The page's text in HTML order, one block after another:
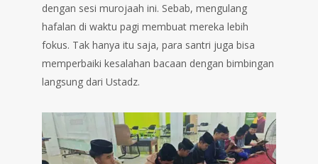
dengan sesi murojaah ini. Sebab, mengulang
hafalan di waktu pagi membuat mereka lebih
fokus. Tak hanya itu saja, para santri juga bisa
memperbaiki kesalahan bacaan dengan bimbingan
langsung dari Ustadz.